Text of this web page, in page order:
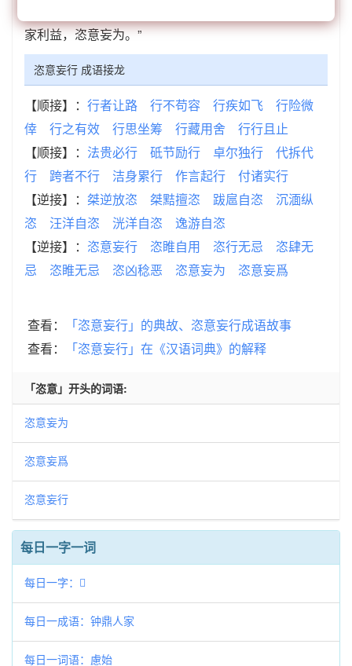
家利益，恣意妄为。”
恣意妄行 成语接龙
【顺接】： 行者让路 行不苟容 行疾如飞
行险微
倖
行之有效 行思坐筹 行藏用舍
行行且止
【顺接】： 法贵必行 砥节励行 卓尔独行
代拆代
行
跨者不行 洁身累行 作言起行
付诸实行
【逆接】： 桀逆放恣 桀黠擅恣 跋扈自恣
沉湎纵
恣
汪洋自恣 洸洋自恣
逸游自恣
【逆接】： 恣意妄行 恣睢自用 恣行无忌
恣肆无
忌
恣睢无忌 恣凶稔恶 恣意妄为 恣意妄爲
查看：
「恣意妄行」的典故、恣意妄行成语故事
查看：
「恣意妄行」在《汉语词典》的解释
「恣意」开头的词语:
恣意妄为
恣意妄爲
恣意妄行
每日一字一词
每日一字：𥐹
每日一成语：钟鼎人家
每日一词语：慮始